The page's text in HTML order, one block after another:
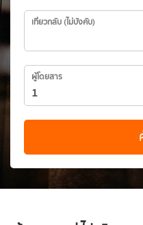
เที่ยวกลับ (ไม่บังคับ)
ผู้โดยสาร